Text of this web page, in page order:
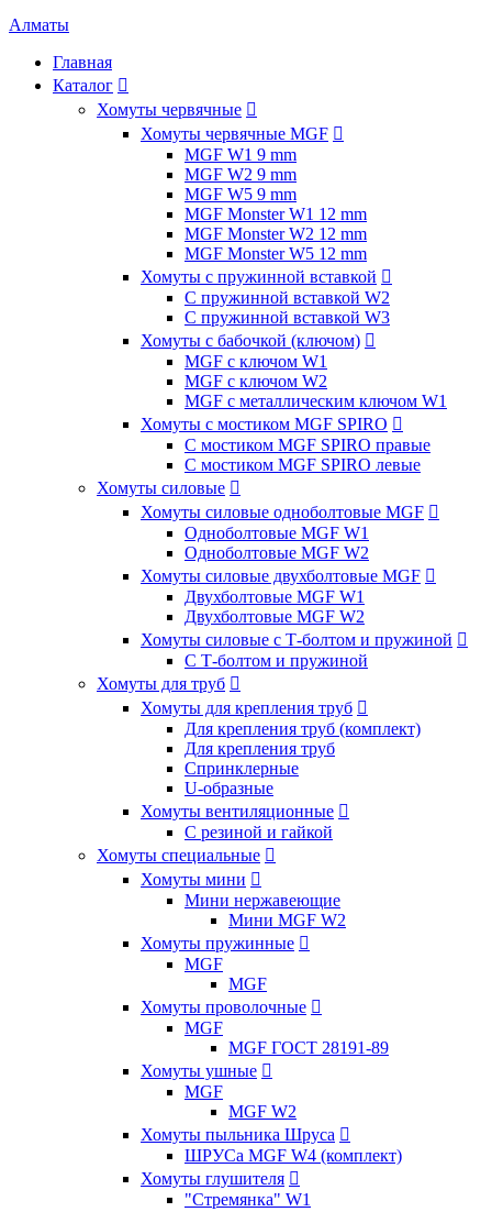
Алматы
Главная
Каталог 
Хомуты червячные 
Хомуты червячные MGF 
MGF W1 9 mm
MGF W2 9 mm
MGF W5 9 mm
MGF Monster W1 12 mm
MGF Monster W2 12 mm
MGF Monster W5 12 mm
Хомуты с пружинной вставкой 
С пружинной вставкой W2
С пружинной вставкой W3
Хомуты с бабочкой (ключом) 
MGF с ключом W1
MGF с ключом W2
MGF с металлическим ключом W1
Хомуты с мостиком MGF SPIRO 
С мостиком MGF SPIRO правые
С мостиком MGF SPIRO левые
Хомуты силовые 
Хомуты силовые одноболтовые MGF 
Одноболтовые MGF W1
Одноболтовые MGF W2
Хомуты силовые двухболтовые MGF 
Двухболтовые MGF W1
Двухболтовые MGF W2
Хомуты силовые с Т-болтом и пружиной 
С Т-болтом и пружиной
Хомуты для труб 
Хомуты для крепления труб 
Для крепления труб (комплект)
Для крепления труб
Спринклерные
U-образные
Хомуты вентиляционные 
С резиной и гайкой
Хомуты специальные 
Хомуты мини 
Мини нержавеющие
Мини MGF W2
Хомуты пружинные 
MGF
MGF
Хомуты проволочные 
MGF
MGF ГОСТ 28191-89
Хомуты ушные 
MGF
MGF W2
Хомуты пыльника Шруса 
ШРУСа MGF W4 (комплект)
Хомуты глушителя 
"Стремянка" W1